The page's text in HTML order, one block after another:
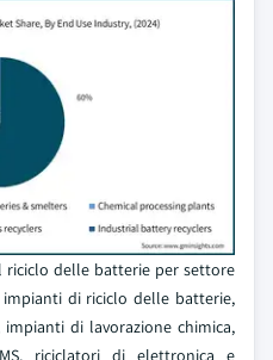
delle batterie per settore
di riciclo delle batterie,
di lavorazione chimica,
riciclatori di elettronica e